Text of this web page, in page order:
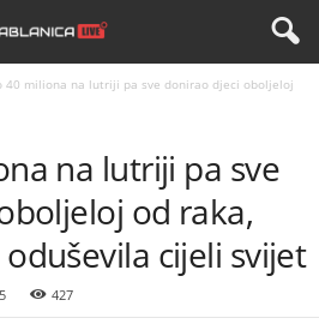
40 miliona na lutriji pa sve donirao djeci oboljeloj
na lutriji pa sve
od raka,
cijeli svijet
427